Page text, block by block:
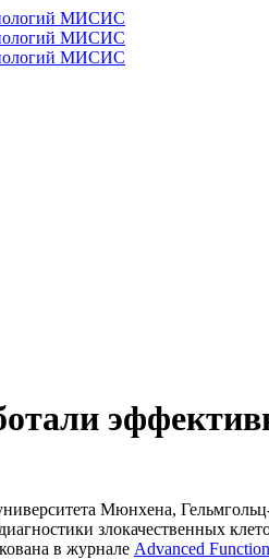
МИСИС
МИСИС
МИСИС
Мюнхена,
злокачественных
в журнале Advanced